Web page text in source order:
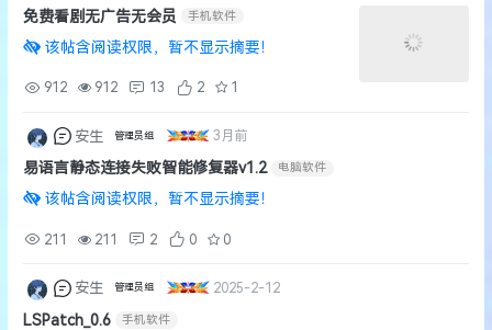
免费看剧无广告无会员 手机软件
该帖含阅读权限，暂不显示摘要！
912 912 13 2 1
安生 管理员组 3月前
易语言静态连接失败智能修复器v1.2 电脑软件
该帖含阅读权限，暂不显示摘要！
211 211 2 0 0
安生 管理员组 2025-2-12
LSPatch_0.6 手机软件